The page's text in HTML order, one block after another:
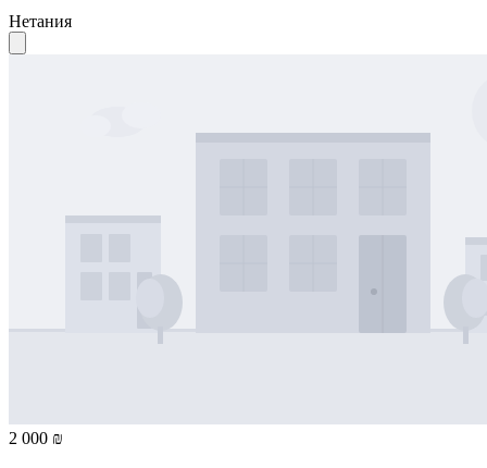
Нетания
2 000 ₪